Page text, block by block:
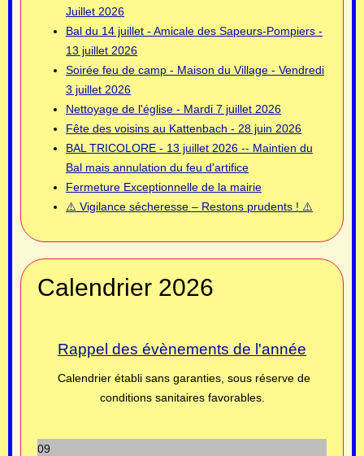
Juillet 2026
Bal du 14 juillet - Amicale des Sapeurs-Pompiers -
13 juillet 2026
Soirée feu de camp - Maison du Village - Vendredi
3 juillet 2026
Nettoyage de l'église - Mardi 7 juillet 2026
Fête des voisins au Kattenbach - 28 juin 2026
BAL TRICOLORE - 13 juillet 2026 -- Maintien du
Bal mais annulation du feu d'artifice
Fermeture Exceptionnelle de la mairie
⚠️ Vigilance sécheresse – Restons prudents ! ⚠️
Calendrier 2026
Rappel des évènements de l'année
Calendrier établi sans garanties, sous réserve de
conditions sanitaires favorables.
09